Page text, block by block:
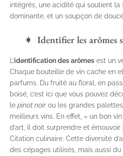
intégrés, une acidité qui soutient la
dominante, et un soupçon de
Identifier les arômes
L’identification des arômes est un
Chaque bouteille de vin cache en
parfums. Du fruité au floral, en
boisé, c’est ici que vous pouvez
le pinot noir ou les grandes
meilleurs vins. En effet, « un bon
d’art, il doit surprendre et
Citation culinaire. Cette diversité
des cépages utilisés, mais aussi